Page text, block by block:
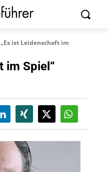
„Es ist Leidenschaft im
im Spiel“